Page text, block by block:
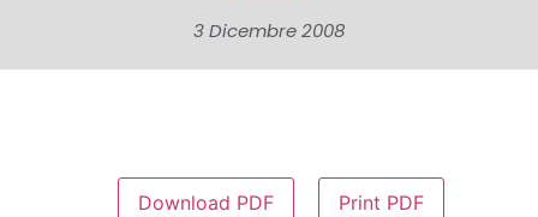
3 Dicembre 2008
Download PDF Print PDF